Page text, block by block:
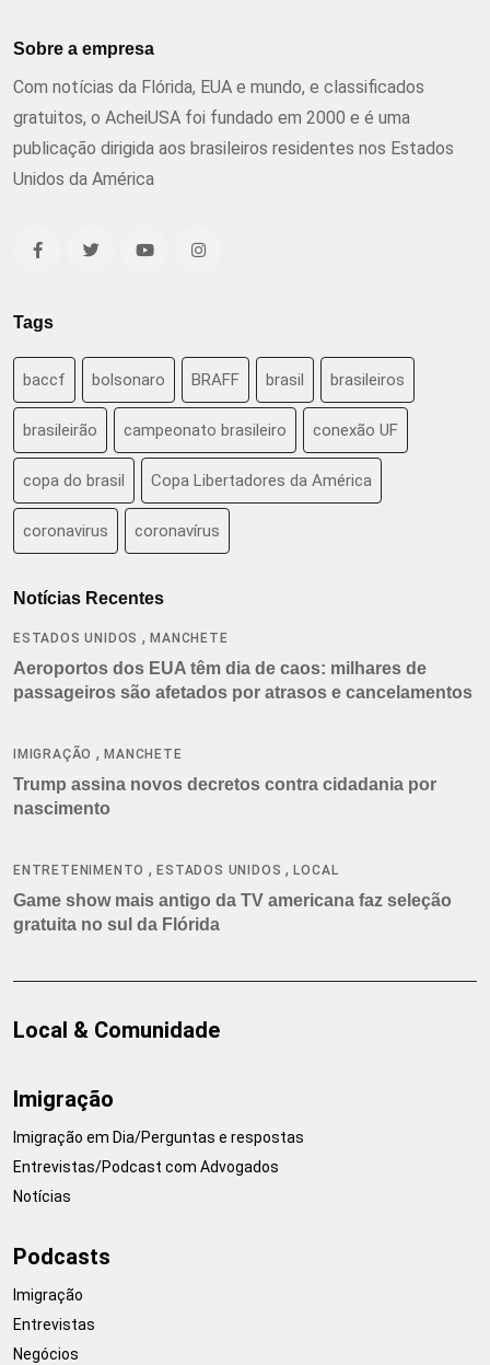
Sobre a empresa
Com notícias da Flórida, EUA e mundo, e classificados
gratuitos, o AcheiUSA foi fundado em 2000 e é uma
publicação dirigida aos brasileiros residentes nos Estados
Unidos da América
Tags
baccf bolsonaro BRAFF brasil brasileiros
brasileirão campeonato brasileiro conexão UF
copa do brasil Copa Libertadores da América
coronavirus coronavírus
Notícias Recentes
ESTADOS UNIDOS ,MANCHETE
Aeroportos dos EUA têm dia de caos: milhares de
passageiros são afetados por atrasos e cancelamentos
IMIGRAÇÃO ,MANCHETE
Trump assina novos decretos contra cidadania por
nascimento
ENTRETENIMENTO ,ESTADOS UNIDOS ,LOCAL
Game show mais antigo da TV americana faz seleção
gratuita no sul da Flórida
Local & Comunidade
Imigração
Imigração em Dia/Perguntas e respostas
Entrevistas/Podcast com Advogados
Notícias
Podcasts
Imigração
Entrevistas
Negócios